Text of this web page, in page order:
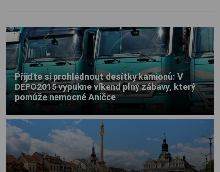
Přijďte si prohlédnout desítky kamionů: V
DEPO2015 vypukne víkend plný zábavy, který
pomůže nemocné Aničce